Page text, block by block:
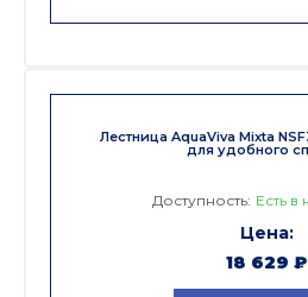
Лестница AquaViva Mixta
для удобного
Доступность: Есть в
18 629 ₽